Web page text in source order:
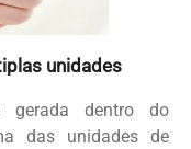
unidades
gerada dentro do
das unidades de